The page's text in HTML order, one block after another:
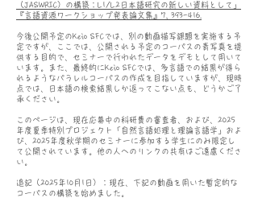
（JASWRIC）の構築：L1/L2日本語研究の新しい資料として」
『言語資源ワークショップ発表論文集』7, 393-416.
今後公開予定のKeio SFCでは、別の動画描写課題を実施する予
定ですが、ここでは、公開される予定のコーパスの青写真を提
供する目的で、セミナーで行われたデータをデモとして用いて
います。また、最終的にKeio SFCでは、多言語での結果が得ら
れるようなパラレルコーパスの作成を目指していますが、現時
点では、日本語の検索結果しか返ってこない点も、どうかご了
承ください。
このページは、現在応募中の科研費の審査者、および、2025
年度夏季特別プロジェクト「自然言語処理と理論言語学」およ
び、2025年度秋学期のセミナーに参加する学生にのみ限定し
て公開されています。他の人へのリンクの共有はご遠慮くださ
い。
追記（2025年10月1日）：現在 、​下記の動画を用いた暫定的な
コーパスの構築を始めました。